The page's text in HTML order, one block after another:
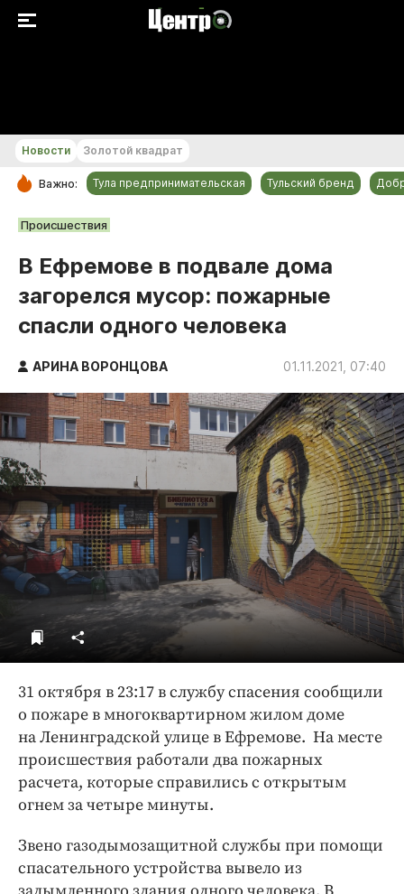
РУБРИКИ
Общество
Культура
Происшествия
Спорт
Тульский бренд
Тула предпринимательская
ДоброЦентр
Голодный шпион
Новости Золотой квадрат
Важно: Тула предпринимательская Тульский бренд
Происшествия
В Ефремове в подвале дома
загорелся мусор: пожарные
спасли одного человека
АРИНА ВОРОНЦОВА 01.11.2021, 07:40
31 октября в 23:17 в службу спасения сообщили
о пожаре в многоквартирном жилом доме
на Ленинградской улице в Ефремове. На месте
происшествия работали два пожарных
расчета, которые справились с открытым
огнем за четыре минуты.
Звено газодымозащитной службы при помощи
спасательного устройства вывело из